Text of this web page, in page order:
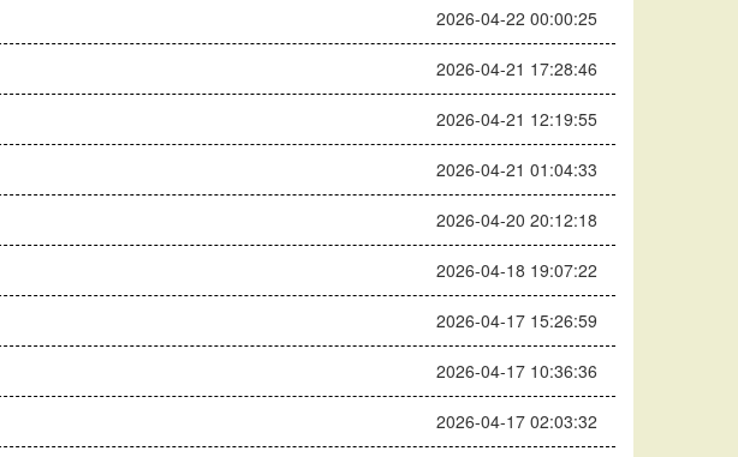
2026-04-22 00:00:25
2026-04-21 17:28:46
2026-04-21 12:19:55
2026-04-21 01:04:33
2026-04-20 20:12:18
2026-04-18 19:07:22
2026-04-17 15:26:59
2026-04-17 10:36:36
2026-04-17 02:03:32